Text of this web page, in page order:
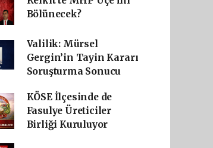
Bölünecek?
Valilik: Mürsel
Gergin’in Tayin Kararı
Soruşturma Sonucu
KÖSE İlçesinde de
Fasulye Üreticiler
Birliği Kuruluyor